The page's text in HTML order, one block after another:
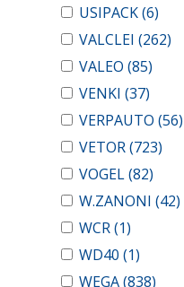
USIPACK(6)
VALCLEI (262)
VALEO (85)
VENKI (37)
VERPAUTO (56)
VETOR(723)
VOGEL(82)
W.ZANONI (42)
WCR(1)
WD40 (1)
WEGA(838)